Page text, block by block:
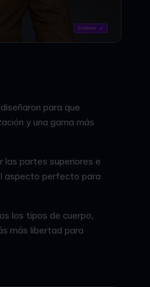
para que
y una gama más
las partes superiores e
aspecto perfecto para
los tipos de cuerpo,
más libertad para